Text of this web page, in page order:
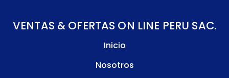
VENTAS & OFERTAS ON LINE PERU SAC.
Inicio
Nosotros